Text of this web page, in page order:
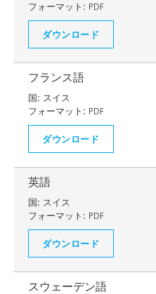
フォーマット: PDF
ダウンロード
フランス語
国: スイス
フォーマット: PDF
ダウンロード
英語
国: スイス
フォーマット: PDF
ダウンロード
スウェーデン語